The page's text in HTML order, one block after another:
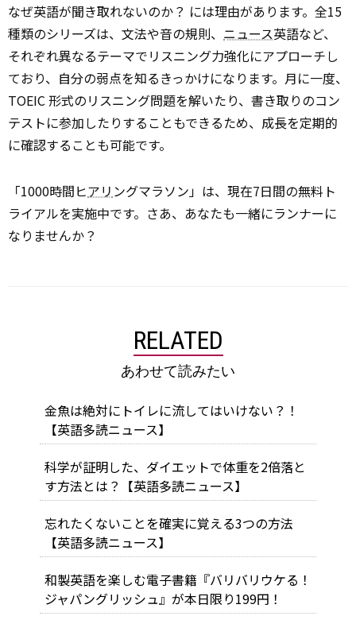
なぜ英語が聞き取れないのか？ には理由があります。全15
種類のシリーズは、文法や音の規則、 ニュース英語など、
それぞれ異なるテーマでリスニング力強化にアプローチし
ており、自分の弱点を知るきっかけになります。月に一度、
TOEIC 形式のリスニング問題を解いたり、書き取りのコン
テストに参加したりすることもできるため、成長を定期的
に確認することも可能です。
「1000時間ヒアリ ングマラソン」は、現在7日間の無料ト
ライアルを実施中です。さあ、あなたも一緒にランナーに
なりませんか？
RELATED
あわせて読みたい
金魚は絶対にトイレに流してはいけない？！
【英語多読ニュース】
科学が証明した、ダイエットで体重を2倍落と
す方法とは？【英語多読ニュース】
忘れたくないことを確実に覚える3つの方法
【英語多読ニュース】
和製英語を楽しむ電子書籍『バリバリウケる！
ジャパングリッシュ』が本日限り199円！